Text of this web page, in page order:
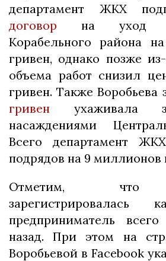
департамент ЖКХ
договор на уход
Корабельного района
гривен, однако позже
объема работ снизил
гривен. Также Воробьева
гривен ухаживала
насаждениями
Всего департамент
подрядов на 9 миллионов
Отметим, что
зарегистрировалась
предприниматель
назад. При этом на
Воробьевой в Facebook